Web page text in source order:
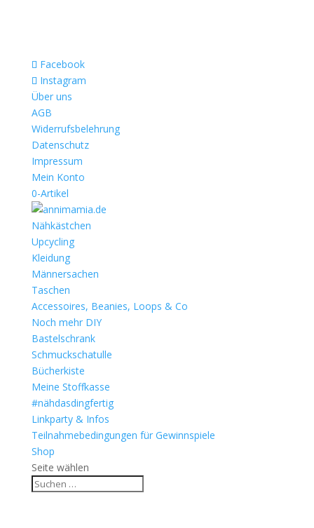
Facebook
Instagram
Über uns
AGB
Widerrufsbelehrung
Datenschutz
Impressum
Mein Konto
0-Artikel
Nähkästchen
Upcycling
Kleidung
Männersachen
Taschen
Accessoires, Beanies, Loops & Co
Noch mehr DIY
Bastelschrank
Schmuckschatulle
Bücherkiste
Meine Stoffkasse
#nähdasdingfertig
Linkparty & Infos
Teilnahmebedingungen für Gewinnspiele
Shop
Seite wählen